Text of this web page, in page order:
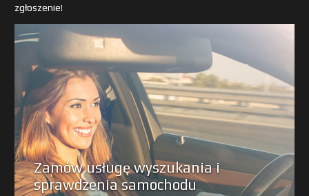
zgłoszenie!
Zamów usługę wyszukania i
sprawdzenia samochodu